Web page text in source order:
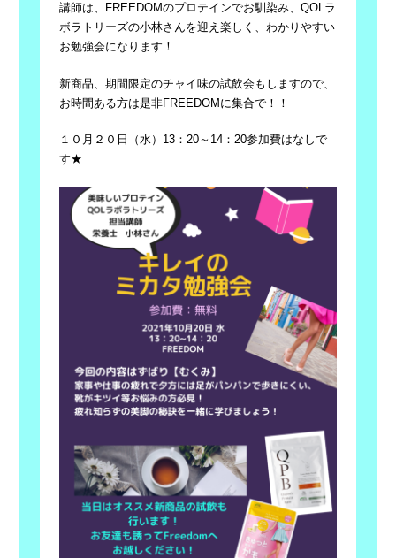
講師は、FREEDOMのプロテインでお馴染み、QOLラ
ボラトリーズの小林さんを迎え楽しく、わかりやすい
お勉強会になります！
新商品、期間限定のチャイ味の試飲会もしますので、
お時間ある方は是非FREEDOMに集合で！！
１０月２０日（水）13：20～14：20参加費はなしで
す★